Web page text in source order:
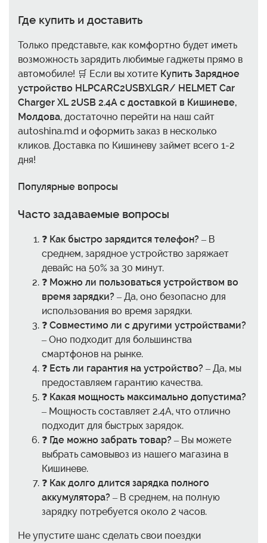
Где купить и доставить
Только представьте, как комфортно будет иметь
возможность зарядить любимые гаджеты прямо в
автомобиле! 🛒 Если вы хотите Купить Зарядное
устройство HLPCARC2USBXLGR/ HELMET Car
Charger XL 2USB 2.4A с доставкой в Кишиневе,
Молдова, достаточно перейти на наш сайт
autoshina.md и оформить заказ в несколько
кликов. Доставка по Кишиневу займет всего 1-2
дня!
Популярные вопросы
Часто задаваемые вопросы
❓ Как быстро зарядится телефон? – В
среднем, зарядное устройство заряжает
девайс на 50% за 30 минут.
❓ Можно ли пользоваться устройством во
время зарядки? – Да, оно безопасно для
использования во время зарядки.
❓ Совместимо ли с другими устройствами?
– Оно подходит для большинства
смартфонов на рынке.
❓ Есть ли гарантия на устройство? – Да, мы
предоставляем гарантию качества.
❓ Какая мощность максимально допустима?
– Мощность составляет 2.4A, что отлично
подходит для быстрых зарядок.
❓ Где можно забрать товар? – Вы можете
выбрать самовывоз из нашего магазина в
Кишиневе.
❓ Как долго длится зарядка полного
аккумулятора? – В среднем, на полную
зарядку потребуется около 2 часов.
Не упустите шанс сделать свои поездки